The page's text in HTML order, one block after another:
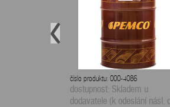
číslo produktu: 000-4086
dostupnost: Skladem u
dodavatele (k odeslání násl.